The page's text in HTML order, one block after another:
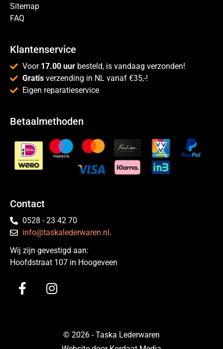
Sitemap
FAQ
Klantenservice
Voor 17.00 uur besteld, is vandaag verzonden!
Gratis verzending in NL vanaf €35,-!
Eigen reparatieservice
Betaalmethoden
Contact
0528 - 23 42 70
info@taskalederwaren.nl .
Wij zijn gevestigd aan:
Hoofdstraat 107 in Hoogeveen
© 2026 - Taska Lederwaren